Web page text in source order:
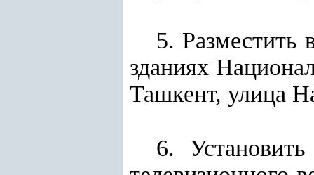
5. Разместить
зданиях
Ташкент, улица
6.